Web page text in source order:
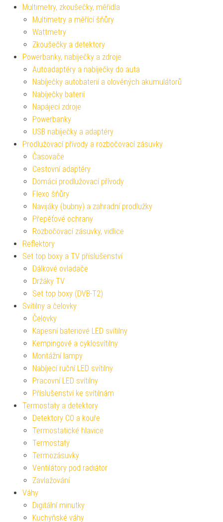
Multimetry, zkoušečky, měřidla
Multimetry a měřící šňůry
Wattmetry
Zkoušečky a detektory
Powerbanky, nabíječky a zdroje
Autoadaptéry a nabíječky do auta
Nabíječky autobaterií a olověných akumulátorů
Nabíječky baterií
Napájecí zdroje
Powerbanky
USB nabíječky a adaptéry
Prodlužovací přívody a rozbočovací zásuvky
Časovače
Cestovní adaptéry
Domácí prodlužovací přívody
Flexo šňůry
Navijáky (bubny) a zahradní prodlužky
Přepěťové ochrany
Rozbočovací zásuvky, vidlice
Reflektory
Set top boxy a TV příslušenství
Dálkové ovladače
Držáky TV
Set top boxy (DVB-T2)
Svítilny a čelovky
Čelovky
Kapesní bateriové LED svítilny
Kempingové a cyklosvítilny
Montážní lampy
Nabíjecí ruční LED svítilny
Pracovní LED svítilny
Příslušenství ke svítilnám
Termostaty a detektory
Detektory CO a kouře
Termostatické hlavice
Termostaty
Termozásuvky
Ventilátory pod radiátor
Zavlažování
Váhy
Digitální minutky
Kuchyňské váhy